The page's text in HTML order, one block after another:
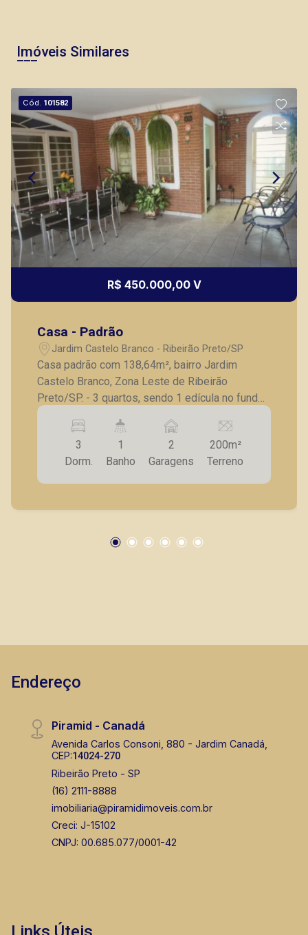
Imóveis Similares
Cód. 101582
R$ 450.000,00 V
Casa - Padrão
Jardim Castelo Branco - Ribeirão Preto/SP
Casa padrão com 138,64m², bairro Jardim
Castelo Branco, Zona Leste de Ribeirão
Preto/SP. - 3 quartos, sendo 1 edícula no fundo;
- Sala; - Banheiro social; - Cozinha com armários;
- Área de serviço; - 2 vagas de garagem. A
Piramid tem como objetivo atender seus
clientes com agilidade e segurança, em locação,
vendas de imóveis prontos, usados ou mesmo
Ribeirão Preto.
3
Dorm.
1
Banho
2
Garagens
200m²
Terreno
Endereço
Piramid - Canadá
Avenida Carlos Consoni, 880 - Jardim Canadá,
CEP:14024-270
Ribeirão Preto - SP
(16) 2111-8888
imobiliaria@piramidimoveis.com.br
Creci: J-15102
CNPJ: 00.685.077/0001-42